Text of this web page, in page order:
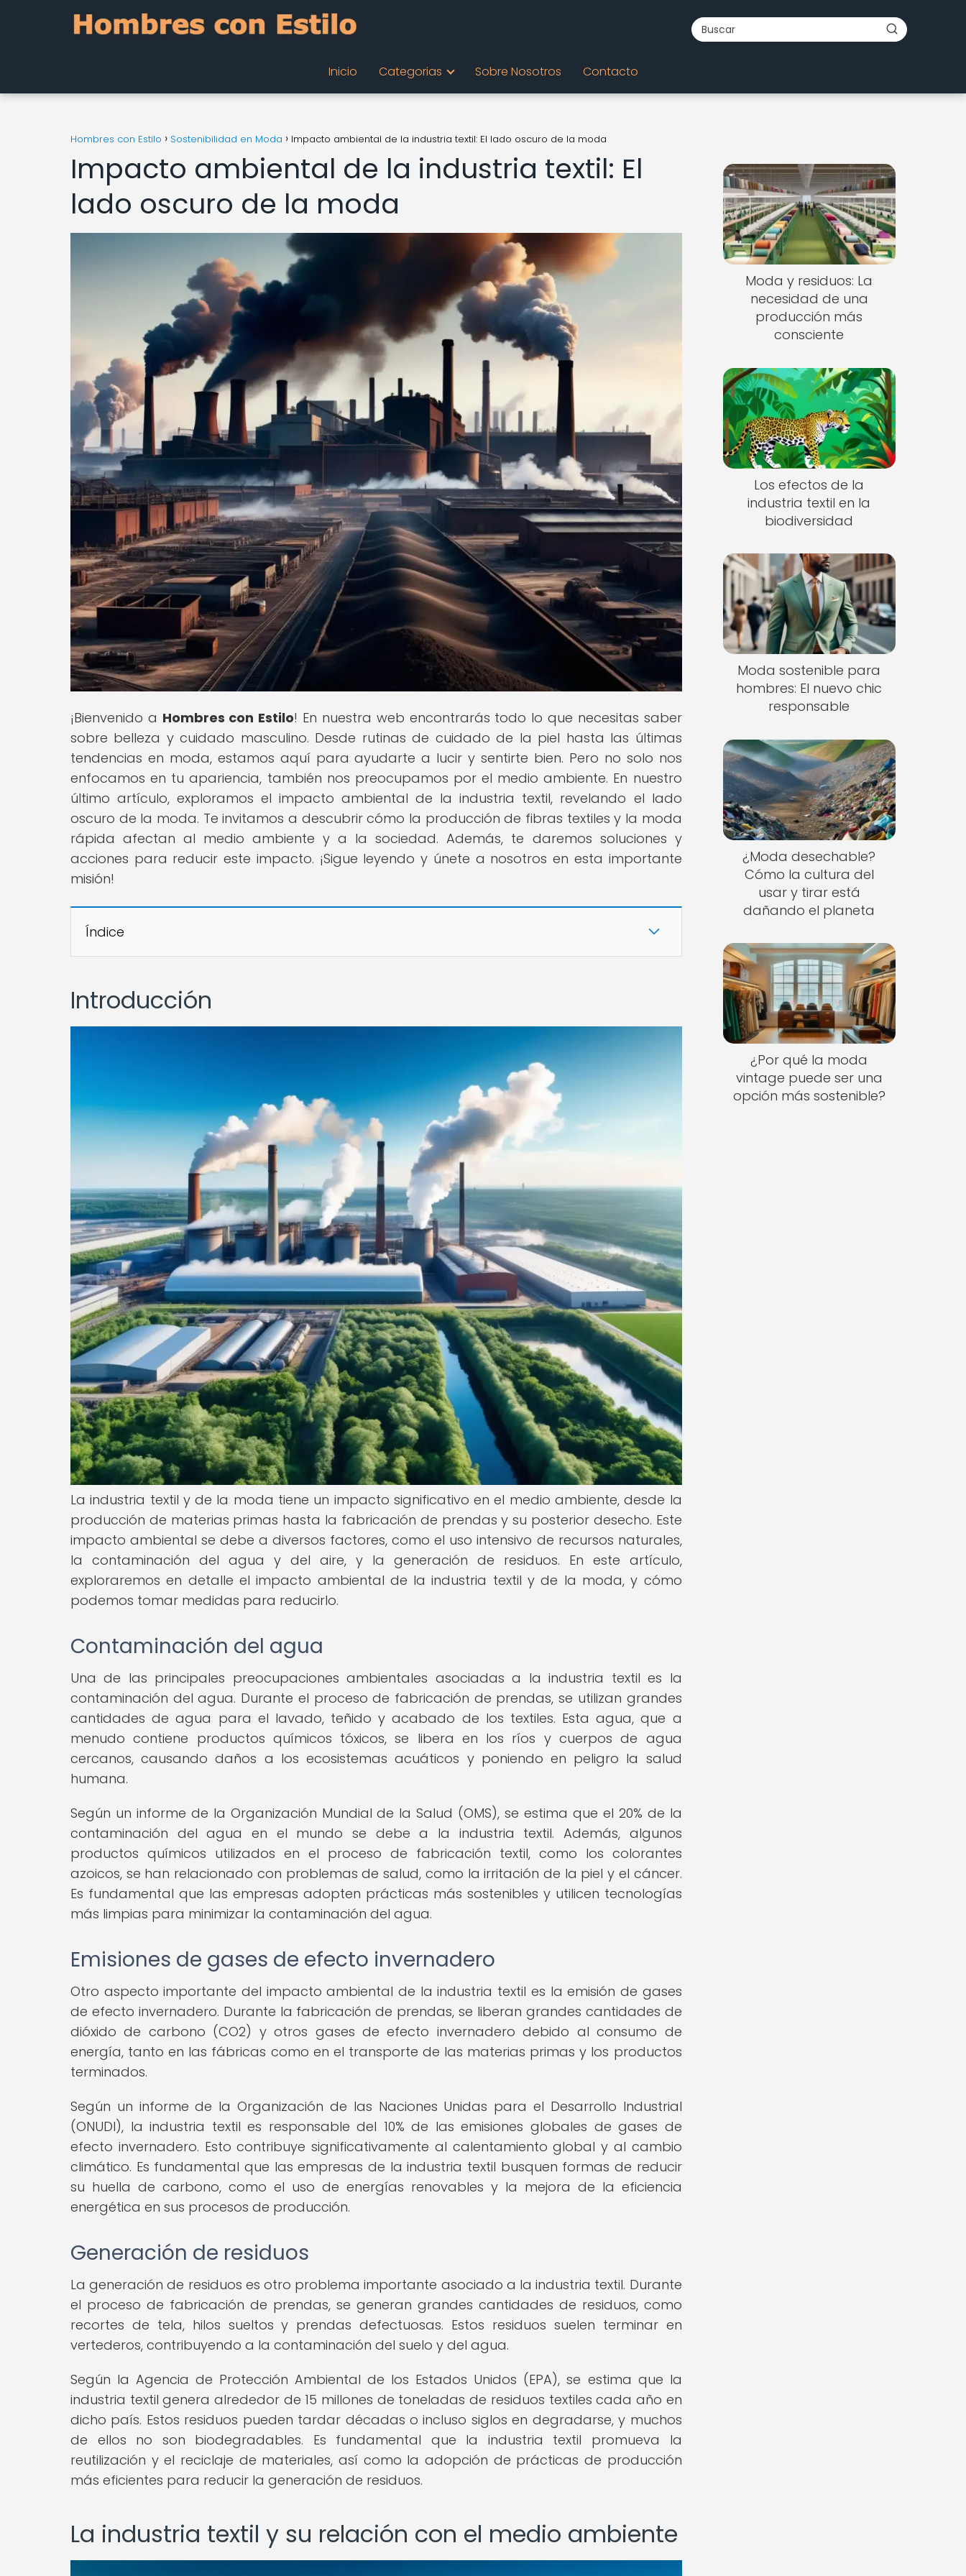
Inicio Categorias Sobre Nosotros Contacto
Hombres con Estilo Sostenibilidad en Moda Impacto ambiental de la industria textil: El lado oscuro de la moda
Impacto ambiental de la industria textil: El
lado oscuro de la moda
¡Bienvenido a Hombres con Estilo! En nuestra web encontrarás todo lo que necesitas saber
sobre belleza y cuidado masculino. Desde rutinas de cuidado de la piel hasta las últimas
tendencias en moda, estamos aquí para ayudarte a lucir y sentirte bien. Pero no solo nos
enfocamos en tu apariencia, también nos preocupamos por el medio ambiente. En nuestro
último artículo, exploramos el impacto ambiental de la industria textil, revelando el lado
oscuro de la moda. Te invitamos a descubrir cómo la producción de fibras textiles y la moda
rápida afectan al medio ambiente y a la sociedad. Además, te daremos soluciones y
acciones para reducir este impacto. ¡Sigue leyendo y únete a nosotros en esta importante
misión!
Índice
Introducción
La industria textil y de la moda tiene un impacto significativo en el medio ambiente, desde la
producción de materias primas hasta la fabricación de prendas y su posterior desecho. Este
impacto ambiental se debe a diversos factores, como el uso intensivo de recursos naturales,
la contaminación del agua y del aire, y la generación de residuos. En este artículo,
exploraremos en detalle el impacto ambiental de la industria textil y de la moda, y cómo
podemos tomar medidas para reducirlo.
Contaminación del agua
Una de las principales preocupaciones ambientales asociadas a la industria textil es la
contaminación del agua. Durante el proceso de fabricación de prendas, se utilizan grandes
cantidades de agua para el lavado, teñido y acabado de los textiles. Esta agua, que a
menudo contiene productos químicos tóxicos, se libera en los ríos y cuerpos de agua
cercanos, causando daños a los ecosistemas acuáticos y poniendo en peligro la salud
humana.
Según un informe de la Organización Mundial de la Salud (OMS), se estima que el 20% de la
contaminación del agua en el mundo se debe a la industria textil. Además, algunos
productos químicos utilizados en el proceso de fabricación textil, como los colorantes
azoicos, se han relacionado con problemas de salud, como la irritación de la piel y el cáncer.
Es fundamental que las empresas adopten prácticas más sostenibles y utilicen tecnologías
más limpias para minimizar la contaminación del agua.
Emisiones de gases de efecto invernadero
Otro aspecto importante del impacto ambiental de la industria textil es la emisión de gases
de efecto invernadero. Durante la fabricación de prendas, se liberan grandes cantidades de
dióxido de carbono (CO2) y otros gases de efecto invernadero debido al consumo de
energía, tanto en las fábricas como en el transporte de las materias primas y los productos
terminados.
Según un informe de la Organización de las Naciones Unidas para el Desarrollo Industrial
(ONUDI), la industria textil es responsable del 10% de las emisiones globales de gases de
efecto invernadero. Esto contribuye significativamente al calentamiento global y al cambio
climático. Es fundamental que las empresas de la industria textil busquen formas de reducir
su huella de carbono, como el uso de energías renovables y la mejora de la eficiencia
energética en sus procesos de producción.
Generación de residuos
La generación de residuos es otro problema importante asociado a la industria textil. Durante
el proceso de fabricación de prendas, se generan grandes cantidades de residuos, como
recortes de tela, hilos sueltos y prendas defectuosas. Estos residuos suelen terminar en
vertederos, contribuyendo a la contaminación del suelo y del agua.
Según la Agencia de Protección Ambiental de los Estados Unidos (EPA), se estima que la
industria textil genera alrededor de 15 millones de toneladas de residuos textiles cada año en
dicho país. Estos residuos pueden tardar décadas o incluso siglos en degradarse, y muchos
de ellos no son biodegradables. Es fundamental que la industria textil promueva la
reutilización y el reciclaje de materiales, así como la adopción de prácticas de producción
más eficientes para reducir la generación de residuos.
La industria textil y su relación con el medio ambiente
Moda y residuos: La
necesidad de una
producción más
consciente
Los efectos de la
industria textil en la
biodiversidad
Moda sostenible para
hombres: El nuevo chic
responsable
¿Moda desechable?
Cómo la cultura del
usar y tirar está
dañando el planeta
¿Por qué la moda
vintage puede ser una
opción más sostenible?